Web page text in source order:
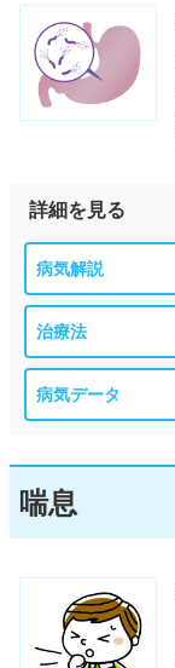
詳細を見る
病気解説
治療法
病気データ
喘息